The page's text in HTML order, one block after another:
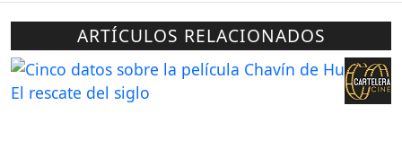
ARTÍCULOS RELACIONADOS